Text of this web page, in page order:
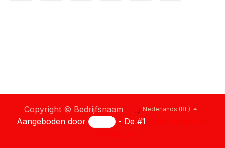
Copyright © Bedrijfsnaam Nederlands (BE)
Aangeboden door - De #1